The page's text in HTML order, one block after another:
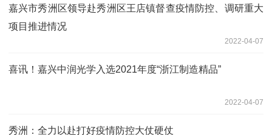
嘉兴市秀洲区领导赴秀洲区王店镇督查疫情防控、调研重大
项目推进情况
2022-04-07
喜讯！嘉兴中润光学入选2021年度“浙江制造精品”
2022-04-07
秀洲：全力以赴打好疫情防控大仗硬仗